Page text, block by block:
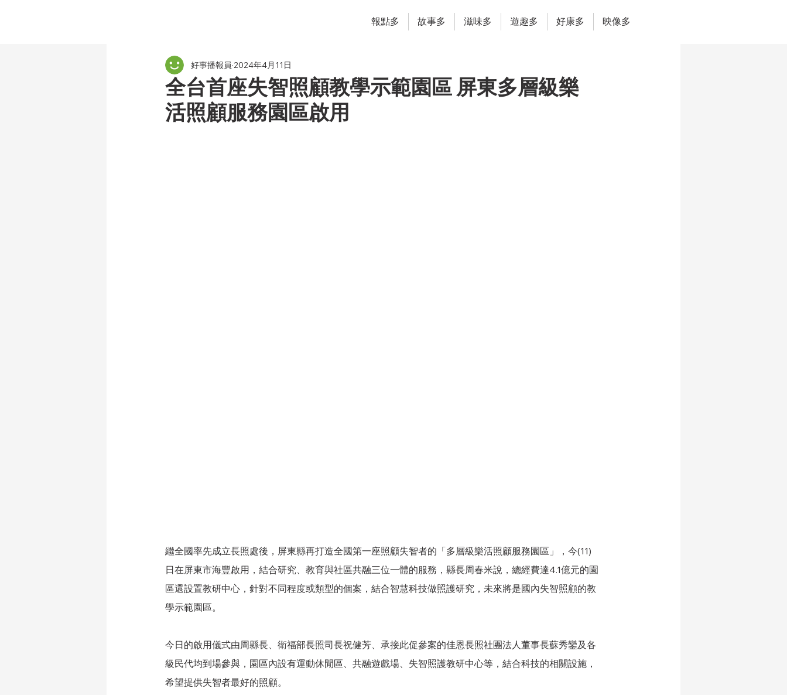
報點多 故事多 滋味多 遊趣多 好康多 映像多
全台首座失智照顧教學示範園區 屏東多層級樂
活照顧服務園區啟用
好事播報員 2024年4月11日
繼全國率先成立長照處後，屏東縣再打造全國第一座照顧失智者的「多層級樂活照顧服務園區」，今(11)
日在屏東市海豐啟用，結合研究、教育與社區共融三位一體的服務，縣長周春米說，總經費達4.1億元的園
區還設置教研中心，針對不同程度或類型的個案，結合智慧科技做照護研究，未來將是國內失智照顧的教
學示範園區。
今日的啟用儀式由周縣長、衛福部長照司長祝健芳、承接此促參案的佳恩長照社團法人董事長蘇秀鑾及各
級民代均到場參與，園區內設有運動休閒區、共融遊戲場、失智照護教研中心等，結合科技的相關設施，
希望提供失智者最好的照顧。